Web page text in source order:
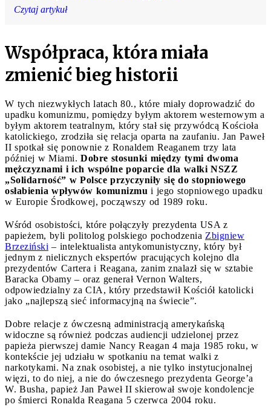
Czytaj artykuł
Współpraca, która miała
zmienić bieg historii
W tych niezwykłych latach 80., które miały doprowadzić do
upadku komunizmu, pomiędzy byłym aktorem westernowym a
byłym aktorem teatralnym, który stał się przywódcą Kościoła
katolickiego, zrodziła się relacja oparta na zaufaniu. Jan Paweł
II spotkał się ponownie z Ronaldem Reaganem trzy lata
później w Miami. Dobre stosunki między tymi dwoma
mężczyznami i ich wspólne poparcie dla walki NSZZ
„Solidarność” w Polsce przyczyniły się do stopniowego
osłabienia wpływów komunizmu i jego stopniowego upadku
w Europie Środkowej, począwszy od 1989 roku.
Wśród osobistości, które połączyły prezydenta USA z
papieżem, byli politolog polskiego pochodzenia Zbigniew
Brzeziński – intelektualista antykomunistyczny, który był
jednym z nielicznych ekspertów pracujących kolejno dla
prezydentów Cartera i Reagana, zanim znalazł się w sztabie
Baracka Obamy – oraz generał Vernon Walters,
odpowiedzialny za CIA, który przedstawił Kościół katolicki
jako „najlepszą sieć informacyjną na świecie”.
Dobre relacje z ówczesną administracją amerykańską
widoczne są również podczas audiencji udzielonej przez
papieża pierwszej damie Nancy Reagan 4 maja 1985 roku, w
kontekście jej udziału w spotkaniu na temat walki z
narkotykami. Na znak osobistej, a nie tylko instytucjonalnej
więzi, to do niej, a nie do ówczesnego prezydenta George’a
W. Busha, papież Jan Paweł II skierował swoje kondolencje
po śmierci Ronalda Reagana 5 czerwca 2004 roku.